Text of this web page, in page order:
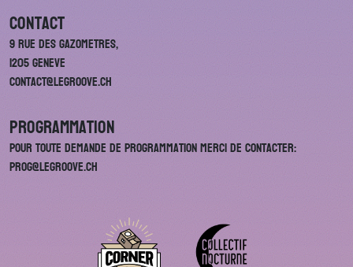
Contact
9 rue des Gazometres,
1205 Geneve
contact@legroove.ch
Programmation
Pour toute demande de programmation merci de contacter:
prog@legroove.ch